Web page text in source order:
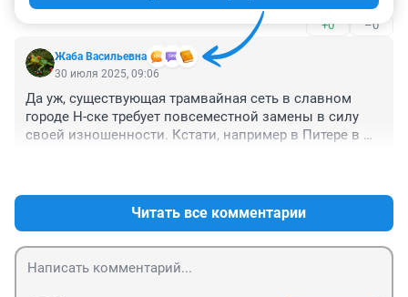
+0 –0
Жаба Васильевна
30 июля 2025, 09:06
Да уж, существующая трамвайная сеть в славном
городе Н-ске требует повсеместной замены в силу
своей изношенности. Кстати, например в Питере в
Читать все комментарии